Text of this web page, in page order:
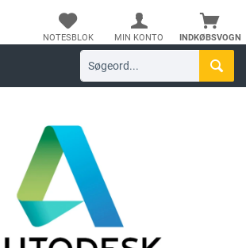
INDKØBSVOGN
NOTESBLOK MIN KONTO